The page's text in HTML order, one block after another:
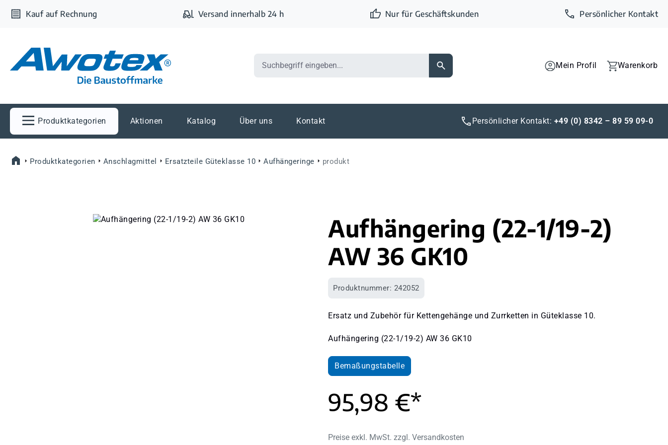
Hauptinhalt springen
Zur Suche springen
Zur Hauptnavigation springen
Kauf auf Rechnung Versand innerhalb 24 h Nur für Geschäftskunden Persönlicher Kontakt
Mein Profil Warenkorb
Produktkategorien Aktionen Katalog Über uns Kontakt Persönlicher Kontakt: +49 (0) 8342 – 89 59 09-0
Produktkategorien Anschlagmittel Ersatzteile Güteklasse 10 Aufhängeringe produkt
Bildergalerie überspringen
Aufhängering (22-1/19-2)
AW 36 GK10
Produktnummer: 242052
Ersatz und Zubehör für Kettengehänge und Zurrketten in Güteklasse 10.
Aufhängering (22-1/19-2) AW 36 GK10
Bemaßungstabelle
95,98 €*
Preise exkl. MwSt. zzgl. Versandkosten